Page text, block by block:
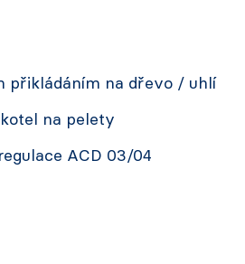
přikládáním na dřevo / uhlí
na pelety
ACD 03/04